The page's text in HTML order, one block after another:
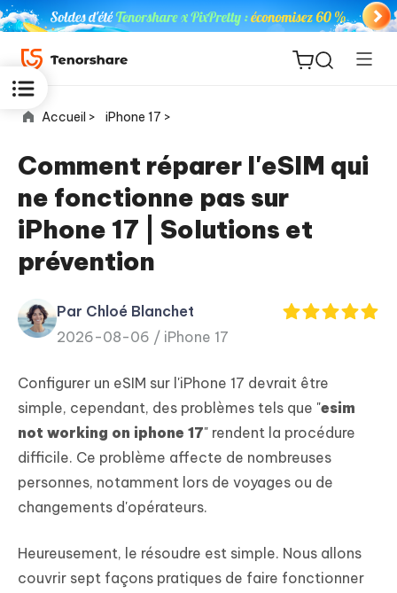
for iOS
PDF
Editor
New
iAnyGo
Accueil > iPhone 17 >
Comment réparer l'eSIM qui
ne fonctionne pas sur
iPhone 17 | Solutions et
prévention
Par Chloé Blanchet
2026-08-06 / iPhone 17
Configurer un eSIM sur l'iPhone 17 devrait être
simple, cependant, des problèmes tels que "esim
not working on iphone 17" rendent la procédure
difficile. Ce problème affecte de nombreuses
personnes, notamment lors de voyages ou de
changements d'opérateurs.
Heureusement, le résoudre est simple. Nous allons
couvrir sept façons pratiques de faire fonctionner